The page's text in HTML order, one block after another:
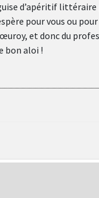
d’apéritif
pour vous ou
et donc du
bon aloi !